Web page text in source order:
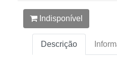
Indisponível
Descrição